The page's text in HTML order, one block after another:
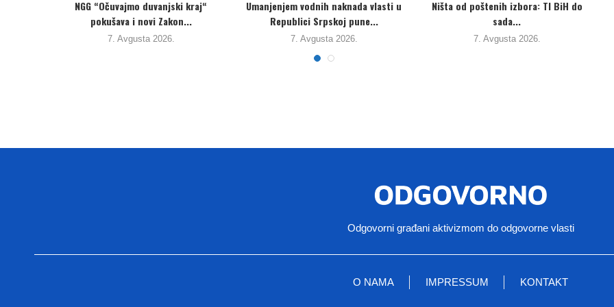
Protivno interesima građana i
odlukama Ustavnog suda, vlast...
4. Avgusta 2026.
Potpisani Protokol o registrima
ispuštanja i prenosu zagađujućih...
3. Avgusta 2026.
Ozrenski aktivisti se “oprostili” od
Đokića. Očekuju da...
3. Avgusta 2026.
Odgovorni građani aktivizmom do odgovorne vlasti
O NAMA IMPRESSUM KONTAKT